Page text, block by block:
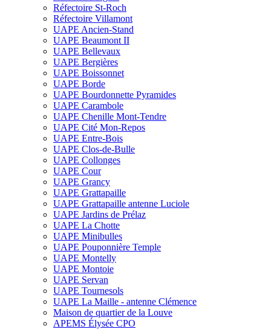
Réfectoire St-Roch
Réfectoire Villamont
UAPE Ancien-Stand
UAPE Beaumont II
UAPE Bellevaux
UAPE Bergières
UAPE Boissonnet
UAPE Borde
UAPE Bourdonnette Pyramides
UAPE Carambole
UAPE Chenille Mont-Tendre
UAPE Cité Mon-Repos
UAPE Entre-Bois
UAPE Clos-de-Bulle
UAPE Collonges
UAPE Cour
UAPE Grancy
UAPE Grattapaille
UAPE Grattapaille antenne Luciole
UAPE Jardins de Prélaz
UAPE La Chotte
UAPE Minibulles
UAPE Pouponnière Temple
UAPE Montelly
UAPE Montoie
UAPE Servan
UAPE Tournesols
UAPE La Maille - antenne Clémence
Maison de quartier de la Louve
APEMS Élysée CPO